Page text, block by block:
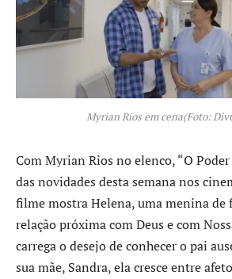
Myrian Rios em cena(Foto:
Com Myrian Rios no elenco, “O
das novidades desta semana nos
filme mostra Helena, uma menina de
relação próxima com Deus e com
carrega o desejo de conhecer o pai
sua mãe, Sandra, ela cresce entre